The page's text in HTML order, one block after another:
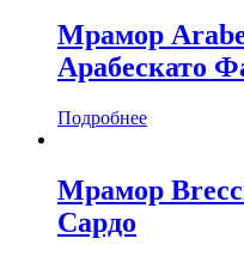
Мрамор
Арабескато
Подробнее
Мрамор
Сардо